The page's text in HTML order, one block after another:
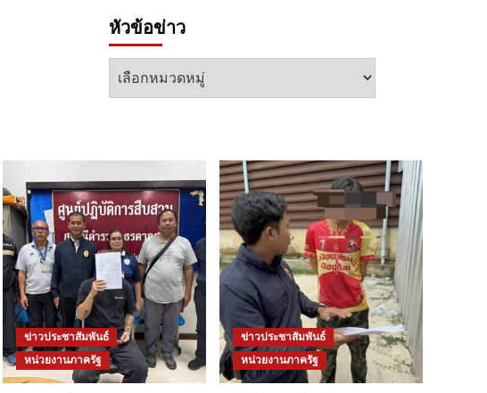
หัวข้อข่าว
หัวข้อ
ข่าวประชาสัมพันธ์
หน่วยงานภาครัฐ
ข่าวประชาสัมพันธ์
หน่วยงานภาครัฐ